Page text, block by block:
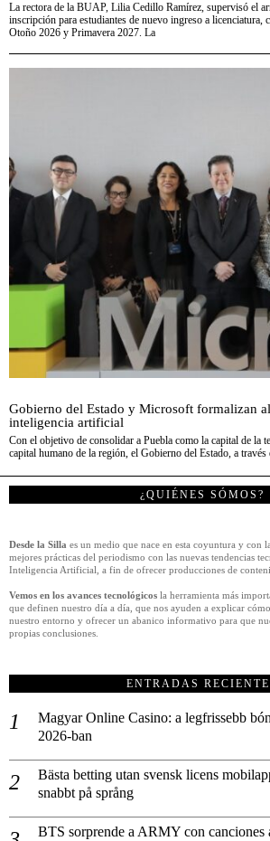
La rectora de la BUAP, Lilia Cedillo Ramírez, supervisó el
inscripción para estudiantes de nuevo ingreso a licenciatura,
Otoño 2026 y Primavera 2027. La
Gobierno del Estado y Microsoft formalizan
inteligencia artificial
Con el objetivo de consolidar a Puebla como la capital de la
capital humano de la región, el Gobierno del Estado, a través
¿QUIÉNES SÓMOS?
Desde la Silla es un medio que nace en esta coyuntura y con
mejores prácticas del periodismo con las nuevas tendencias
Inteligencia Artificial, a fin de ofrecer producciones de
Vemos en los avances tecnológicos la herramienta más
que definen nuestro día a día, que nos ayuden a explicar
nuestro entorno y ofrecer un abanico informativo para que
propias conclusiones.
ENTRADAS
Magyar Online Casino: a legfrissebb
2026-ban
Bästa betting utan svensk licens
snabbt på språng
BTS sorprende a ARMY con canciones